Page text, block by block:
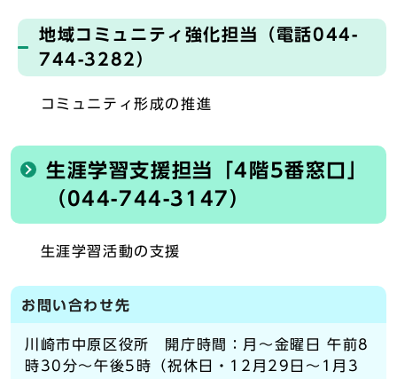
地域コミュニティ強化担当（電話044-
744-3282）
コミュニティ形成の推進
生涯学習支援担当「4階5番窓口」
（044-744-3147）
生涯学習活動の支援
お問い合わせ先
川崎市中原区役所 開庁時間：月～金曜日 午前8
時30分～午後5時（祝休日・12月29日～1月3